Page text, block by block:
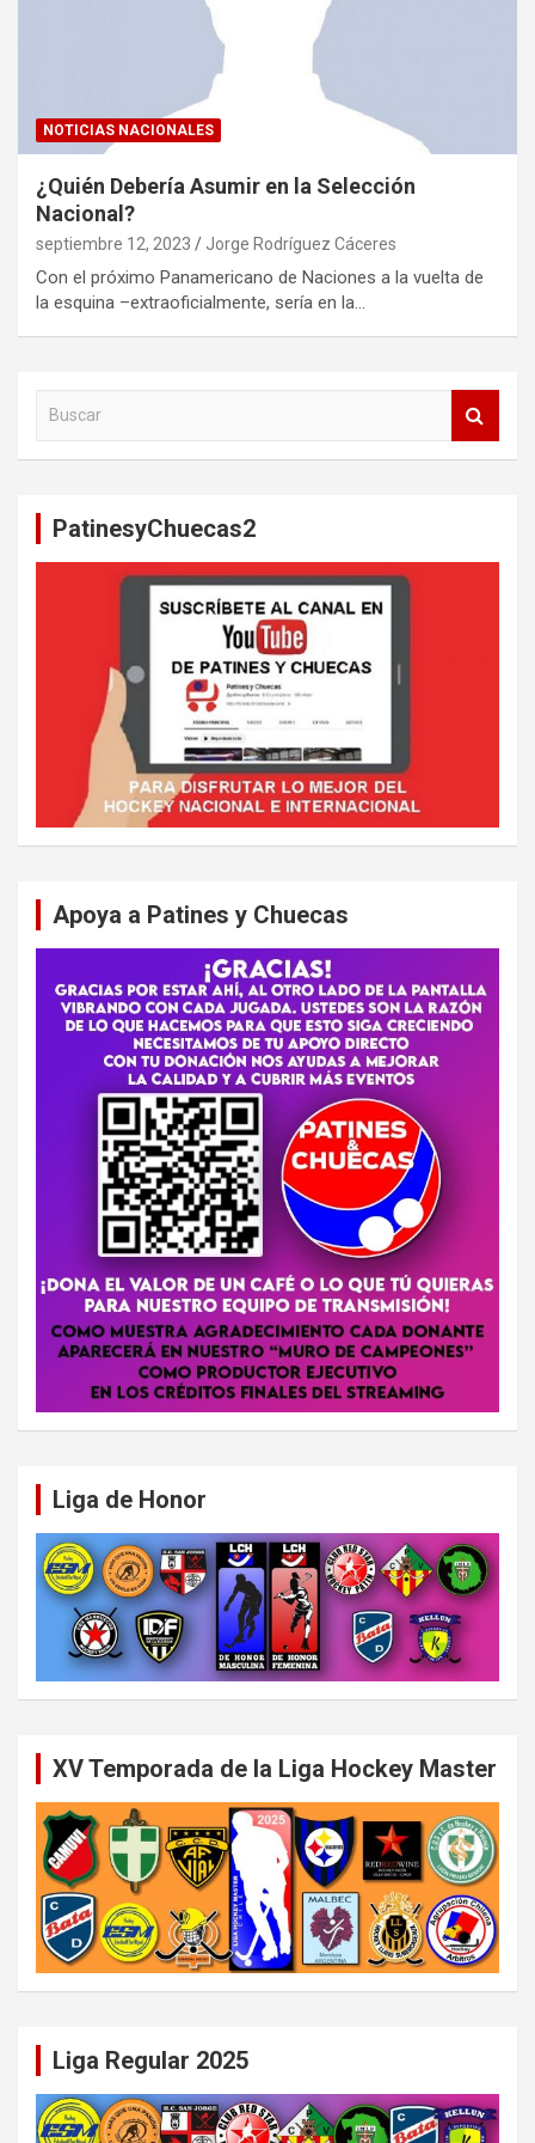
NOTICIAS NACIONALES
¿Quién Debería Asumir en la Selección
Nacional?
septiembre 12, 2023 Jorge Rodríguez Cáceres
Con el próximo Panamericano de Naciones a la vuelta de
la esquina –extraoficialmente, sería en la…
PatinesyChuecas2
Apoya a Patines y Chuecas
Liga de Honor
XV Temporada de la Liga Hockey Master
Liga Regular 2025